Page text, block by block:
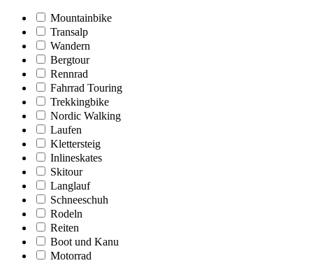
Mountainbike
Transalp
Wandern
Bergtour
Rennrad
Fahrrad Touring
Trekkingbike
Nordic Walking
Laufen
Klettersteig
Inlineskates
Skitour
Langlauf
Schneeschuh
Rodeln
Reiten
Boot und Kanu
Motorrad